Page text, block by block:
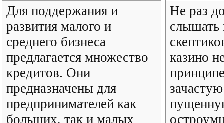
Для поддержания и
развития малого и
среднего бизнеса
предлагается множество
кредитов. Они
предназначены для
предпринимателей как
больших, так и малых
Не раз
слышать
казино